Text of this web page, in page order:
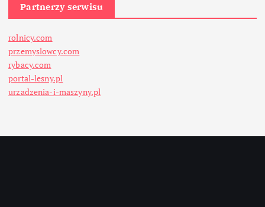
Partnerzy serwisu
rolnicy.com
przemyslowcy.com
rybacy.com
portal-lesny.pl
urzadzenia-i-maszyny.pl